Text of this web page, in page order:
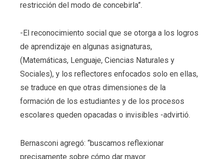
restricción del modo de concebirla”.
-El reconocimiento social que se otorga a los logros
de aprendizaje en algunas asignaturas,
(Matemáticas, Lenguaje, Ciencias Naturales y
Sociales), y los reflectores enfocados solo en ellas,
se traduce en que otras dimensiones de la
formación de los estudiantes y de los procesos
escolares queden opacadas o invisibles -advirtió.
Bernasconi agregó: “buscamos reflexionar
precisamente sobre cómo dar mayor